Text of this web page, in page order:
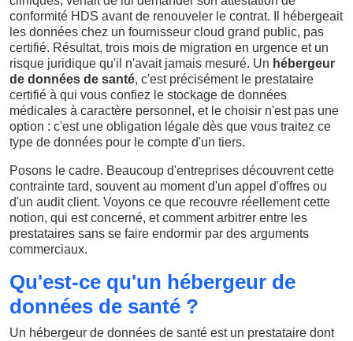
conformité HDS avant de renouveler le contrat. Il hébergeait
les données chez un fournisseur cloud grand public, pas
certifié. Résultat, trois mois de migration en urgence et un
risque juridique qu'il n'avait jamais mesuré. Un hébergeur
de données de santé, c'est précisément le prestataire
certifié à qui vous confiez le stockage de données
médicales à caractère personnel, et le choisir n'est pas une
option : c'est une obligation légale dès que vous traitez ce
type de données pour le compte d'un tiers.
Posons le cadre. Beaucoup d'entreprises découvrent cette
contrainte tard, souvent au moment d'un appel d'offres ou
d'un audit client. Voyons ce que recouvre réellement cette
notion, qui est concerné, et comment arbitrer entre les
prestataires sans se faire endormir par des arguments
commerciaux.
Qu'est-ce qu'un hébergeur de
données de santé ?
Un hébergeur de données de santé est un prestataire dont